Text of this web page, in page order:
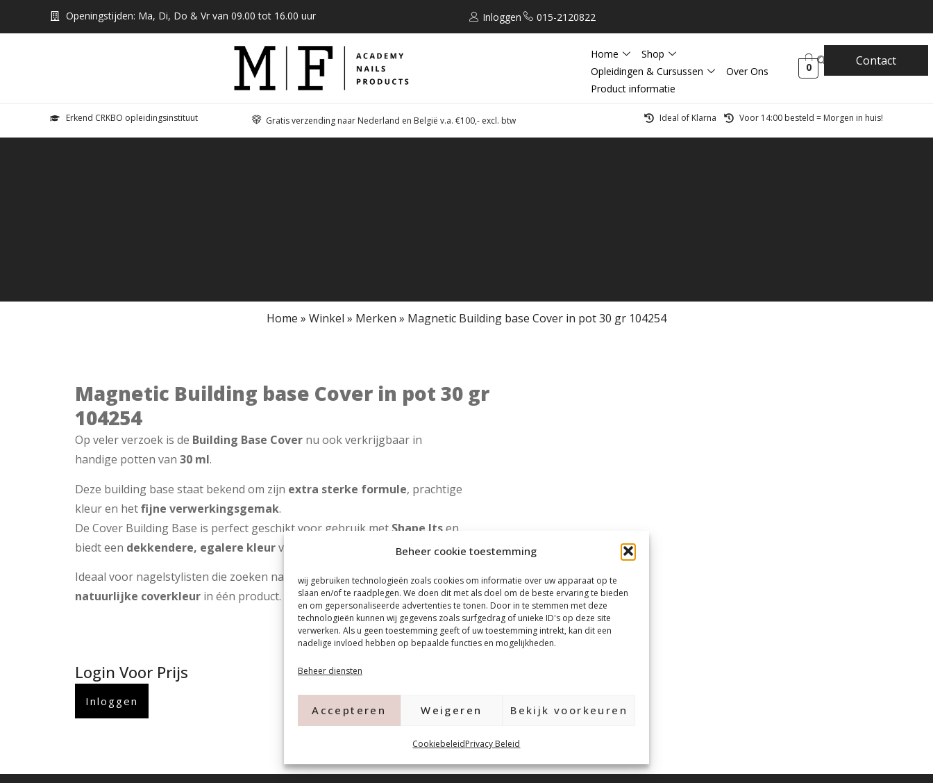
Beheer cookie toestemming
wij gebruiken technologieën zoals cookies om informatie over uw apparaat op te
slaan en/of te raadplegen. We doen dit met als doel om de beste ervaring te bieden
en om gepersonaliseerde advertenties te tonen. Door in te stemmen met deze
technologieën kunnen wij gegevens zoals surfgedrag of unieke ID's op deze site
verwerken. Als u geen toestemming geeft of uw toestemming intrekt, kan dit een
nadelige invloed hebben op bepaalde functies en mogelijkheden.
Beheer diensten
Accepteren Weigeren Bekijk voorkeuren
CookiebeleidPrivacy Beleid
Openingstijden: Ma, Di, Do & Vr van 09.00 tot 16.00 uur Inloggen 015-2120822
Home
Shop
Opleidingen & Cursussen
Over Ons
Product informatie
0 Contact
Erkend CRKBO opleidingsinstituut Gratis verzending naar Nederland en België v.a. €100,- excl. btw Ideal of Klarna Voor 14:00 besteld = Morgen in huis!
Home » Winkel » Merken » Magnetic Building base Cover in pot 30 gr 104254
Magnetic Building base Cover in pot 30 gr
104254
Op veler verzoek is de Building Base Covernu ook verkrijgbaar in
handige potten van 30 ml.
Deze building base staat bekend om zijn extra sterke formule, prachtige
kleur en hetfijne verwerkingsgemak.
De Cover Building Base is perfect geschikt voor gebruik met Shape Itsen
biedt een dekkendere, egalere kleurvoor een prachtig eindresultaat.
Ideaal voor nagelstylisten die zoeken naar sterkte, controle en een
natuurlijke coverkleurin één product.
Login Voor Prijs
Inloggen